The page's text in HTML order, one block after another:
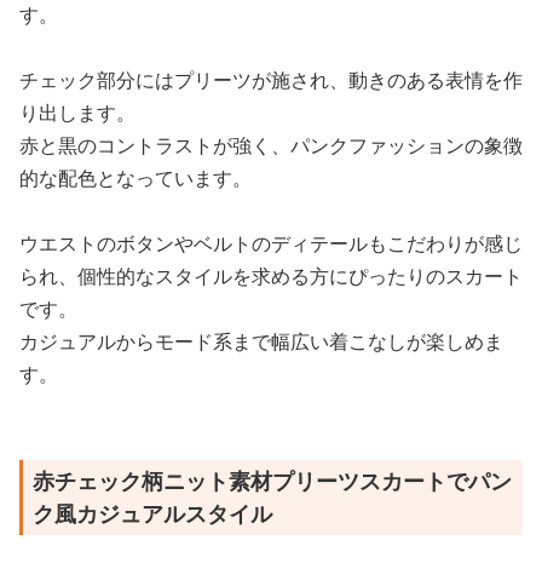
す。
チェック部分にはプリーツが施され、動きのある表情を作
り出します。
赤と黒のコントラストが強く、パンクファッションの象徴
的な配色となっています。
ウエストのボタンやベルトのディテールもこだわりが感じ
られ、個性的なスタイルを求める方にぴったりのスカート
です。
カジュアルからモード系まで幅広い着こなしが楽しめま
す。
赤チェック柄ニット素材プリーツスカートでパン
ク風カジュアルスタイル